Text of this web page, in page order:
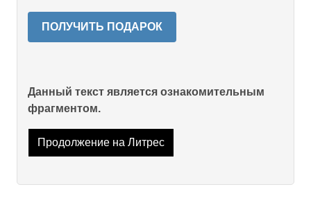
ПОЛУЧИТЬ ПОДАРОК
Данный текст является ознакомительным
фрагментом.
Продолжение на Литрес